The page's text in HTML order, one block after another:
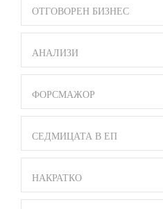
ОТГОВОРЕН БИЗНЕС
АНАЛИЗИ
ФОРСМАЖОР
СЕДМИЦАТА В ЕП
НАКРАТКО